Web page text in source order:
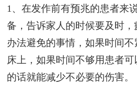
1、在发作前有预兆的患者来
备，告诉家人的时候要及时
办法避免的事情，如果时间不
床上，如果时间不够用患者
的话就能减少不必要的伤害。